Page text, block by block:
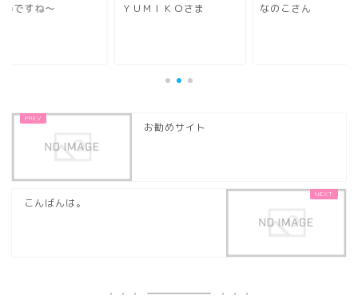
いですね～ ＹＵＭＩＫＯさま なのこさん
お勧めサイト
こんばんは。